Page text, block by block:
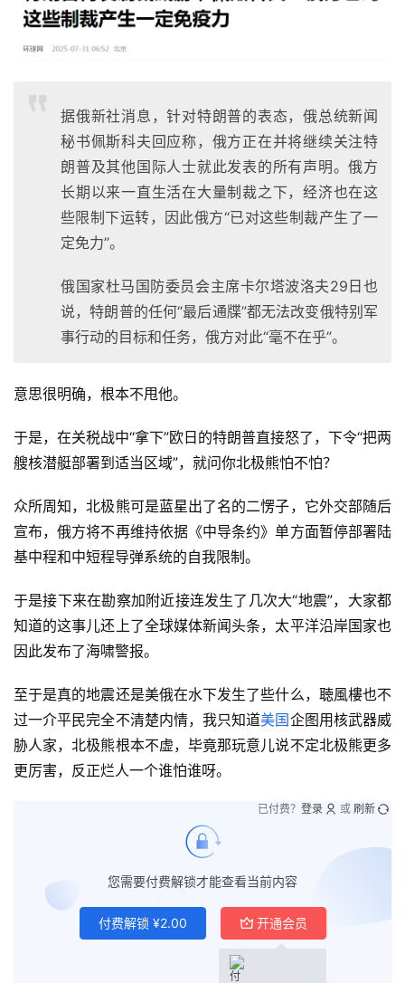
据俄新社消息，针对特朗普的表态，俄总统新闻
秘书佩斯科夫回应称，俄方正在并将继续关注特
朗普及其他国际人士就此发表的所有声明。俄方
长期以来一直生活在大量制裁之下，经济也在这
些限制下运转，因此俄方“已对这些制裁产生了一
定免力”。
俄国家杜马国防委员会主席卡尔塔波洛夫29日也
说，特朗普的任何“最后通牒”都无法改变俄特别军
事行动的目标和任务，俄方对此“毫不在乎”。
意思很明确，根本不甩他。
于是，在关税战中“拿下”欧日的特朗普直接怒了，下令“把两
艘核潜艇部署到适当区域”，就问你北极熊怕不怕？
众所周知，北极熊可是蓝星出了名的二愣子，它外交部随后
宣布，俄方将不再维持依据《中导条约》单方面暂停部署陆
基中程和中短程导弹系统的自我限制。
于是接下来在勘察加附近接连发生了几次大“地震”，大家都
知道的这事儿还上了全球媒体新闻头条，太平洋沿岸国家也
因此发布了海啸警报。
至于是真的地震还是美俄在水下发生了些什么，聴風樓也不
过一介平民完全不清楚内情，我只知道美国企图用核武器威
胁人家，北极熊根本不虚，毕竟那玩意儿说不定北极熊更多
更厉害，反正烂人一个谁怕谁呀。
您需要付费解锁才能查看当前内容
付费解锁 ¥2.00 开通会员
已付费？ 登录 或 刷新